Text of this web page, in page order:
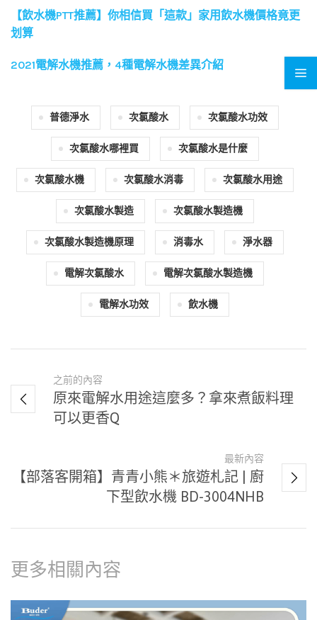
【飲水機PTT推薦】你相信買「這款」家用飲水機價格竟更
划算
2021電解水機推薦，4種電解水機差異介紹
普德淨水 次氯酸水 次氯酸水功效
次氯酸水哪裡買 次氯酸水是什麼
次氯酸水機 次氯酸水消毒 次氯酸水用途
次氯酸水製造 次氯酸水製造機
次氯酸水製造機原理 消毒水 淨水器
電解次氯酸水 電解次氯酸水製造機
電解水功效 飲水機
之前的內容
原來電解水用途這麼多？拿來煮飯料理
可以更香Q
最新內容
【部落客開箱】青青小熊＊旅遊札記 | 廚
下型飲水機 BD-3004NHB
更多相關內容